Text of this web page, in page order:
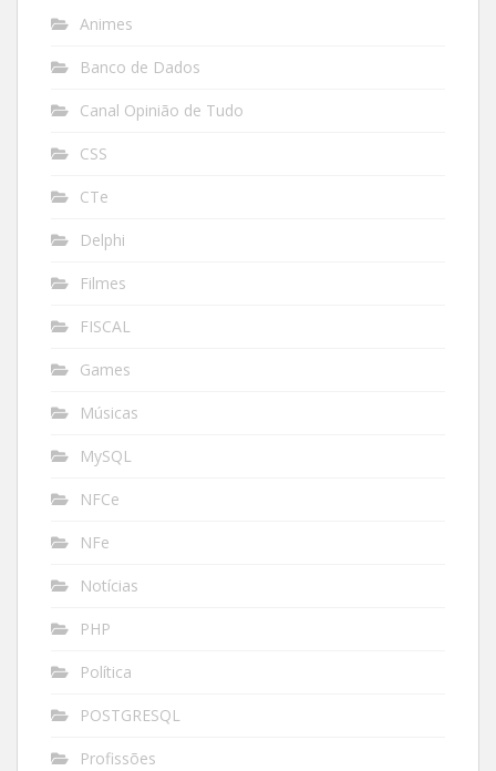
Animes
Banco de Dados
Canal Opinião de Tudo
CSS
CTe
Delphi
Filmes
FISCAL
Games
Músicas
MySQL
NFCe
NFe
Notícias
PHP
Política
POSTGRESQL
Profissões